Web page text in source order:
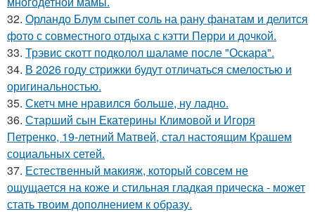
32. Орландо Блум сыпет соль на рану фанатам и делится
фото с совместного отдыха с кэтти Перри и дочкой.
33. Трэвис скотт подколол шаламе после "Оскара".
34. В 2026 году стрижки будут отличаться смелостью и
оригинальностью.
35. Скетч мне нравился больше, ну ладно.
36. Старший сын Екатерины Климовой и Игоря
Петренко, 19-летний Матвей, стал настоящим Крашем
социальных сетей.
37. Естественный макияж, который совсем не
ощущается на коже и стильная гладкая прическа - может
стать твоим дополнением к образу.